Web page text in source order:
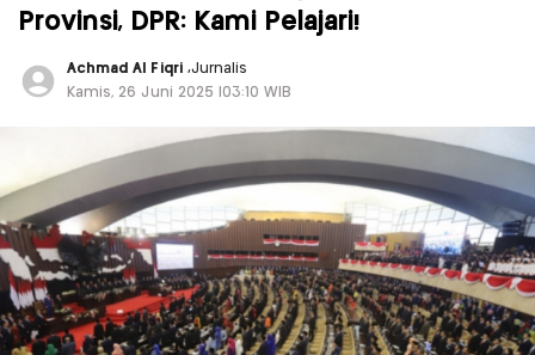
Provinsi, DPR: Kami Pelajari!
Achmad Al Fiqri ,Jurnalis
Kamis, 26 Juni 2025 |03:10 WIB